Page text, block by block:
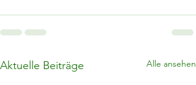
Aktuelle Beiträge Alle ansehen